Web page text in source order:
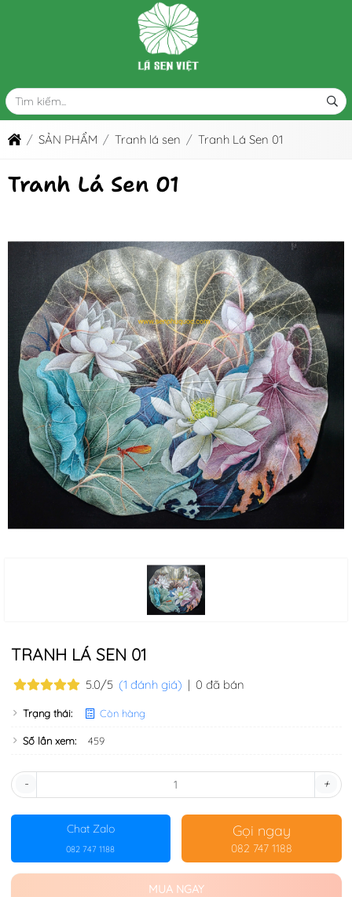
SẢN PHẨM Tranh lá sen Tranh Lá Sen 01
Tranh Lá Sen 01
TRANH LÁ SEN 01
5.0/5 (1 đánh giá) | 0 đã bán
Trạng thái: Còn hàng
Số lần xem: 459
- +
Chat Zalo
082 747 1188
Gọi ngay
082 747 1188
MUA NGAY